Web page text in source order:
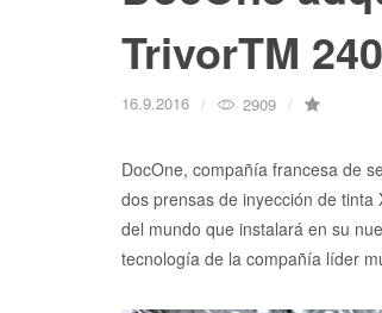
TrivorTM
16.9.2016 2909
DocOne, compañía francesa de
dos prensas de inyección de
del mundo que instalará en su
tecnología de la compañía líder